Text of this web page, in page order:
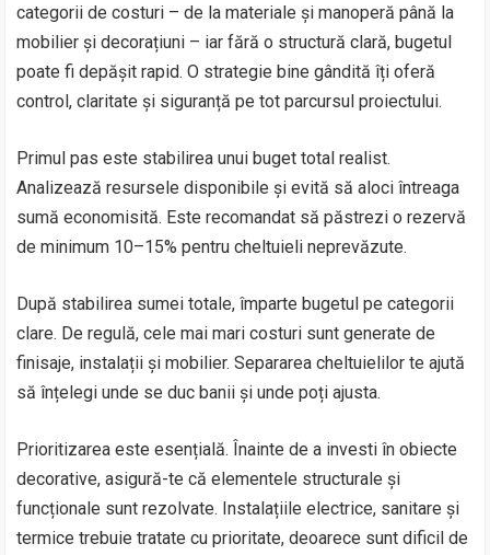
categorii de costuri – de la materiale și manoperă până la
mobilier și decorațiuni – iar fără o structură clară, bugetul
poate fi depășit rapid. O strategie bine gândită îți oferă
control, claritate și siguranță pe tot parcursul proiectului.
Primul pas este stabilirea unui buget total realist.
Analizează resursele disponibile și evită să aloci întreaga
sumă economisită. Este recomandat să păstrezi o rezervă
de minimum 10–15% pentru cheltuieli neprevăzute.
După stabilirea sumei totale, împarte bugetul pe categorii
clare. De regulă, cele mai mari costuri sunt generate de
finisaje, instalații și mobilier. Separarea cheltuielilor te ajută
să înțelegi unde se duc banii și unde poți ajusta.
Prioritizarea este esențială. Înainte de a investi în obiecte
decorative, asigură-te că elementele structurale și
funcționale sunt rezolvate. Instalațiile electrice, sanitare și
termice trebuie tratate cu prioritate, deoarece sunt dificil de